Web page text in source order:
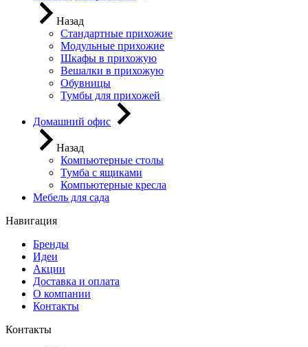
Назад
Стандартные прихожие
Модульные прихожие
Шкафы в прихожую
Вешалки в прихожую
Обувницы
Тумбы для прихожей
Домашний офис
Назад
Компьютерные столы
Тумба с ящиками
Компьютерные кресла
Мебель для сада
Навигация
Бренды
Идеи
Акции
Доставка и оплата
О компании
Контакты
Контакты